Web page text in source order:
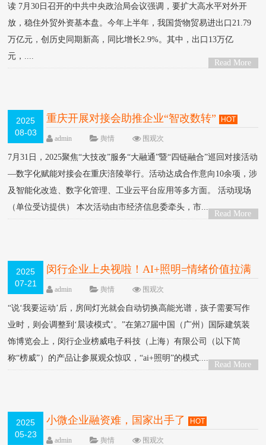
读 7月30日召开的中共中央政治局会议强调，要扩大高水平对外开
放，稳住外贸外资基本盘。今年上半年，我国货物贸易进出口21.79
万亿元，创历史同期新高，同比增长2.9%。其中，出口13万亿
元，....
Read More
2025
08-03
重庆开展对接会助推企业“智改数转” HOT
admin 舆情 围观次
7月31日，2025聚焦“大技改”服务“大融通”暨“四链融合”巡回对接活动
—数字化赋能对接会在重庆涪陵举行。活动达成合作意向10余项，涉
及智能化改造、数字化管理、工业云平台应用等多方面。 活动现场
（单位受访提供） 本次活动由市经济信息委牵头，市....
Read More
2025
07-21
闵行企业上央视啦！AI+照明=情绪价值拉满
HOTadmin 舆情 围观次
“说‘我要运动’后，房间灯光就会自动切换高能光谱，孩子需要写作
业时，则会调整到‘晨读模式’。”在第27届中国（广州）国际建筑装
饰博览会上，闵行企业榜威电子科技（上海）有限公司（以下简
称“榜威”）的产品让参展观众惊叹，“ai+照明”的模式....
Read More
2025
05-23
小微企业融资难，国家出手了 HOT
admin 舆情 围观次